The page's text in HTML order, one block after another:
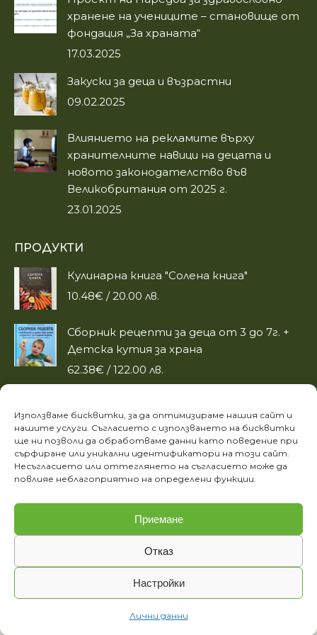
Използваме бисквитки, за да оптимизираме нашия сайт и
нашите услуги. Съгласието с използването на бисквитки
ще ни позволи да обработваме данни като поведение при
сърфиране или уникални идентификатори на този сайт.
Несъгласието или оттеглянето на съгласието може да
повлияе неблагоприятно на определени функции.
Приемане
Отказ
Настройки
Лични данни
new
window
new
window
хранене на учениците – становище от
фондация „За храната“
17.03.2025
Закуски за деца и възрастни
09.02.2025
Влиянието на рекламите върху
хранителните навици на децата и
новото законодателство във
Великобритания от 2025 г.
23.01.2025
ПРОДУКТИ
Кулинарна книга "Солена книга"
10.48€ / 20.00 лв.
Сборник рецепти за деца от 3 до 7г. +
Детска кутия за храна
62.38€ / 122.00 лв.
14.27€/ 28.00 лв.
ИНФОРМАЦИЯ
Етичен кодекс на фондация „За храната“
powered byivexto